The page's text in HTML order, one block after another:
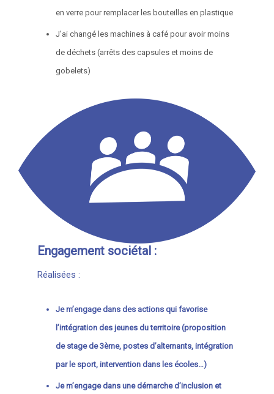
en verre pour remplacer les bouteilles en plastique
J’ai changé les machines à café pour avoir moins
de déchets (arrêts des capsules et moins de
gobelets)
Engagement sociétal :
Réalisées :
Je m’engage dans des actions qui favorise
l’intégration des jeunes du territoire (proposition
de stage de 3ème, postes d’alternants, intégration
par le sport, intervention dans les écoles…)
Je m’engage dans une démarche d’inclusion et